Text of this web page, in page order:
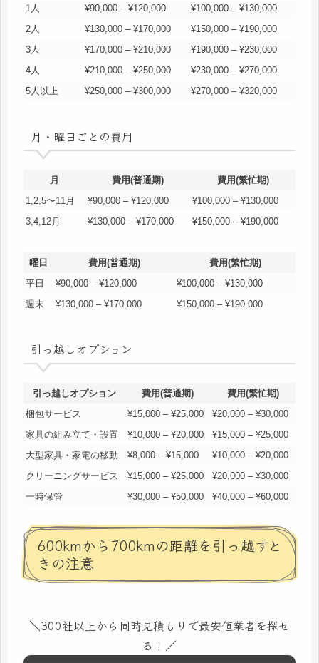
1人
¥90,000 – ¥120,000
¥100,000 – ¥130,000
2人
¥130,000 – ¥170,000
¥150,000 – ¥190,000
3人
¥170,000 – ¥210,000
¥190,000 – ¥230,000
4人
¥210,000 – ¥250,000
¥230,000 – ¥270,000
5人以上
¥250,000 – ¥300,000 ¥270,000 – ¥320,000
月・曜日ごとの費用
月 費用(普通期)
費用(繁忙期)
1,2,5〜11月
¥90,000 – ¥120,000
¥100,000 – ¥130,000
3,4,12月
¥130,000 – ¥170,000 ¥150,000 – ¥190,000
曜日 費用(普通期)
費用(繁忙期)
平日
¥90,000 – ¥120,000
¥100,000 – ¥130,000
週末
¥130,000 – ¥170,000 ¥150,000 – ¥190,000
引っ越しオプション
引っ越しオプション 費用(普通期)
費用(繁忙期)
梱包サービス
¥15,000 – ¥25,000
¥20,000 – ¥30,000
家具の組み立て・設置
¥10,000 – ¥20,000
¥15,000 – ¥25,000
大型家具・家電の移動
¥8,000 – ¥15,000
¥10,000 – ¥20,000
クリーニングサービス
¥15,000 – ¥25,000
¥20,000 – ¥30,000
一時保管
¥30,000 – ¥50,000 ¥40,000 – ¥60,000
600kmから700kmの距離を引っ越すと
きの注意
＼300社以上から同時見積もりで最安値業者を探せ
る！／